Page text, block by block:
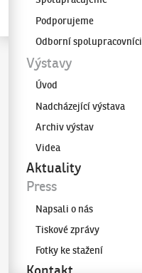
Galerie KODLPodporujeme
Odborní spolupracovníci
Výstavy
Úvod
Nadcházející výstava
Archiv výstav
Videa
Aktuality
Press
Napsali o nás
Tiskové zprávy
Fotky ke stažení